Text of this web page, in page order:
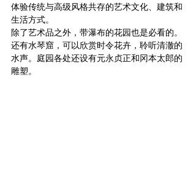
体验传统与高级风格共存的艺术文化、建筑和
生活方式。
除了艺术品之外，带瀑布的花园也是必看的。
还有水琴窟，可以欣赏时令花卉，聆听清澈的
水声。庭园各处还设有元永贞正和冈本太郎的
雕塑。